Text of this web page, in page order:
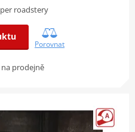
roadstery
Porovnat
na prodejně